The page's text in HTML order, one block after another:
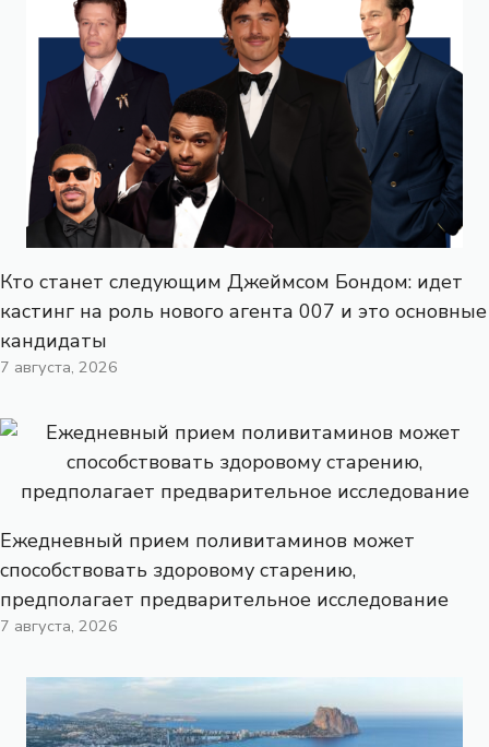
Кто станет следующим Джеймсом Бондом: идет
кастинг на роль нового агента 007 и это основные
кандидаты
7 августа, 2026
Ежедневный прием поливитаминов может
способствовать здоровому старению,
предполагает предварительное исследование
7 августа, 2026